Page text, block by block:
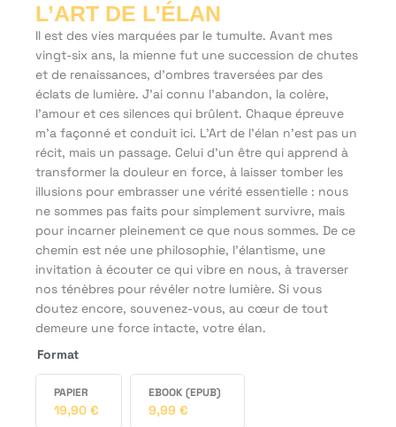
L’ART DE L’ÉLAN
Il est des vies marquées par le tumulte. Avant mes
vingt-six ans, la mienne fut une succession de chutes
et de renaissances, d’ombres traversées par des
éclats de lumière. J'ai connu l’abandon, la colère,
l’amour et ces silences qui brûlent. Chaque épreuve
m’a façonné et conduit ici. L'Art de l'élan n’est pas un
récit, mais un passage. Celui d’un être qui apprend à
transformer la douleur en force, à laisser tomber les
illusions pour embrasser une vérité essentielle : nous
ne sommes pas faits pour simplement survivre, mais
pour incarner pleinement ce que nous sommes. De ce
chemin est née une philosophie, l’élantisme, une
invitation à écouter ce qui vibre en nous, à traverser
nos ténèbres pour révéler notre lumière. Si vous
doutez encore, souvenez-vous, au cœur de tout
demeure une force intacte, votre élan.
Format
PAPIER
19,90 €
EBOOK (EPUB)
9,99 €